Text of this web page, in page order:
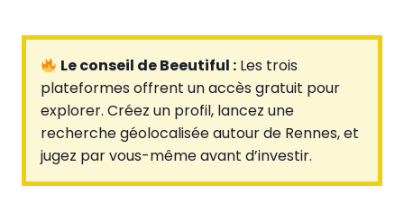
Le conseil de Beeutiful : Les trois
plateformes offrent un accès gratuit pour
explorer. Créez un profil, lancez une
recherche géolocalisée autour de Rennes, et
jugez par vous-même avant d’investir.